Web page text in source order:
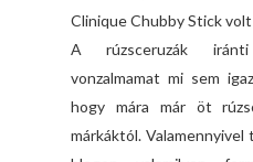
Clinique Chubby Stick volt
A rúzsceruzák
vonzalmamat mi sem
hogy mára már öt
márkáktól.